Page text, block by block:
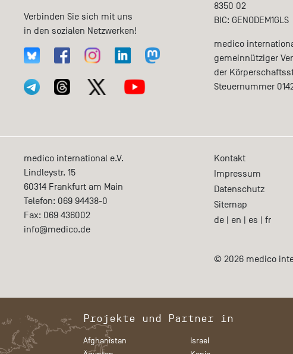
Verbinden Sie sich mit uns
in den sozialen Netzwerken!
8350 02
BIC: GENODEM1GLS
medico
gemeinnütziger
der
Steuernummer
medico international e.V.
Lindleystr. 15
60314 Frankfurt am Main
Telefon: 069 94438-0
Fax: 069 436002
info@medico.de
Kontakt
Impressum
Datenschutz
Sitemap
de | en | es | fr
© 2026 medico
Projekte und Partner in
Afghanistan
Israel